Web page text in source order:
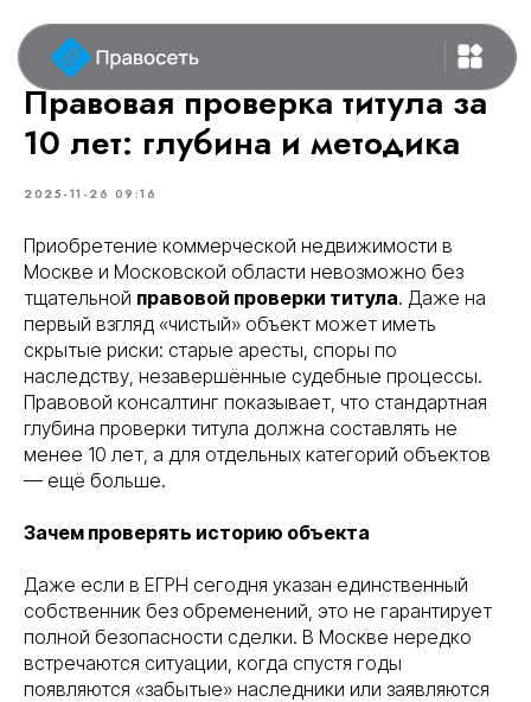
Правовая проверка титула за
10 лет: глубина и методика
2025-11-26 09:16
Приобретение коммерческой недвижимости в
Москве и Московской области невозможно без
тщательной правовой проверки титула. Даже на
первый взгляд «чистый» объект может иметь
скрытые риски: старые аресты, споры по
наследству, незавершённые судебные процессы.
Правовой консалтинг показывает, что стандартная
глубина проверки титула должна составлять не
менее 10 лет, а для отдельных категорий объектов
— ещё больше.
Зачем проверять историю объекта
Даже если в ЕГРН сегодня указан единственный
собственник без обременений, это не гарантирует
полной безопасности сделки. В Москве нередко
встречаются ситуации, когда спустя годы
появляются «забытые» наследники или заявляются